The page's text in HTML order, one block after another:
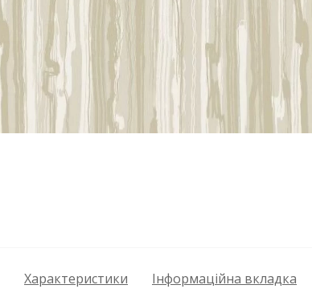
Характеристики Інформаційна вкладка